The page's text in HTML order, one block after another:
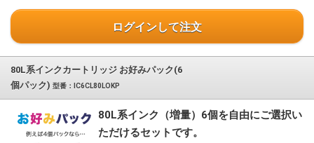
ログインして注文
80L系インクカートリッジ お好みパック(6
個パック) 型番：IC6CL80LOKP
80L系インク（増量）6個を自由にご選択い
ただけるセットです。